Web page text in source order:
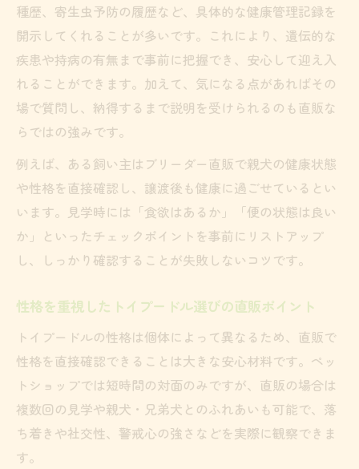
種歴、寄生虫予防の履歴など、具体的な健康管理記録を
開示してくれることが多いです。これにより、遺伝的な
疾患や持病の有無まで事前に把握でき、安心して迎え入
れることができます。加えて、気になる点があればその
場で質問し、納得するまで説明を受けられるのも直販な
らではの強みです。
例えば、ある飼い主はブリーダー直販で親犬の健康状態
や性格を直接確認し、譲渡後も健康に過ごせているとい
います。見学時には「食欲はあるか」「便の状態は良い
か」といったチェックポイントを事前にリストアップ
し、しっかり確認することが失敗しないコツです。
性格を重視したトイプードル選びの直販ポイント
トイプードルの性格は個体によって異なるため、直販で
性格を直接確認できることは大きな安心材料です。ペッ
トショップでは短時間の対面のみですが、直販の場合は
複数回の見学や親犬・兄弟犬とのふれあいも可能で、落
ち着きや社交性、警戒心の強さなどを実際に観察できま
す。